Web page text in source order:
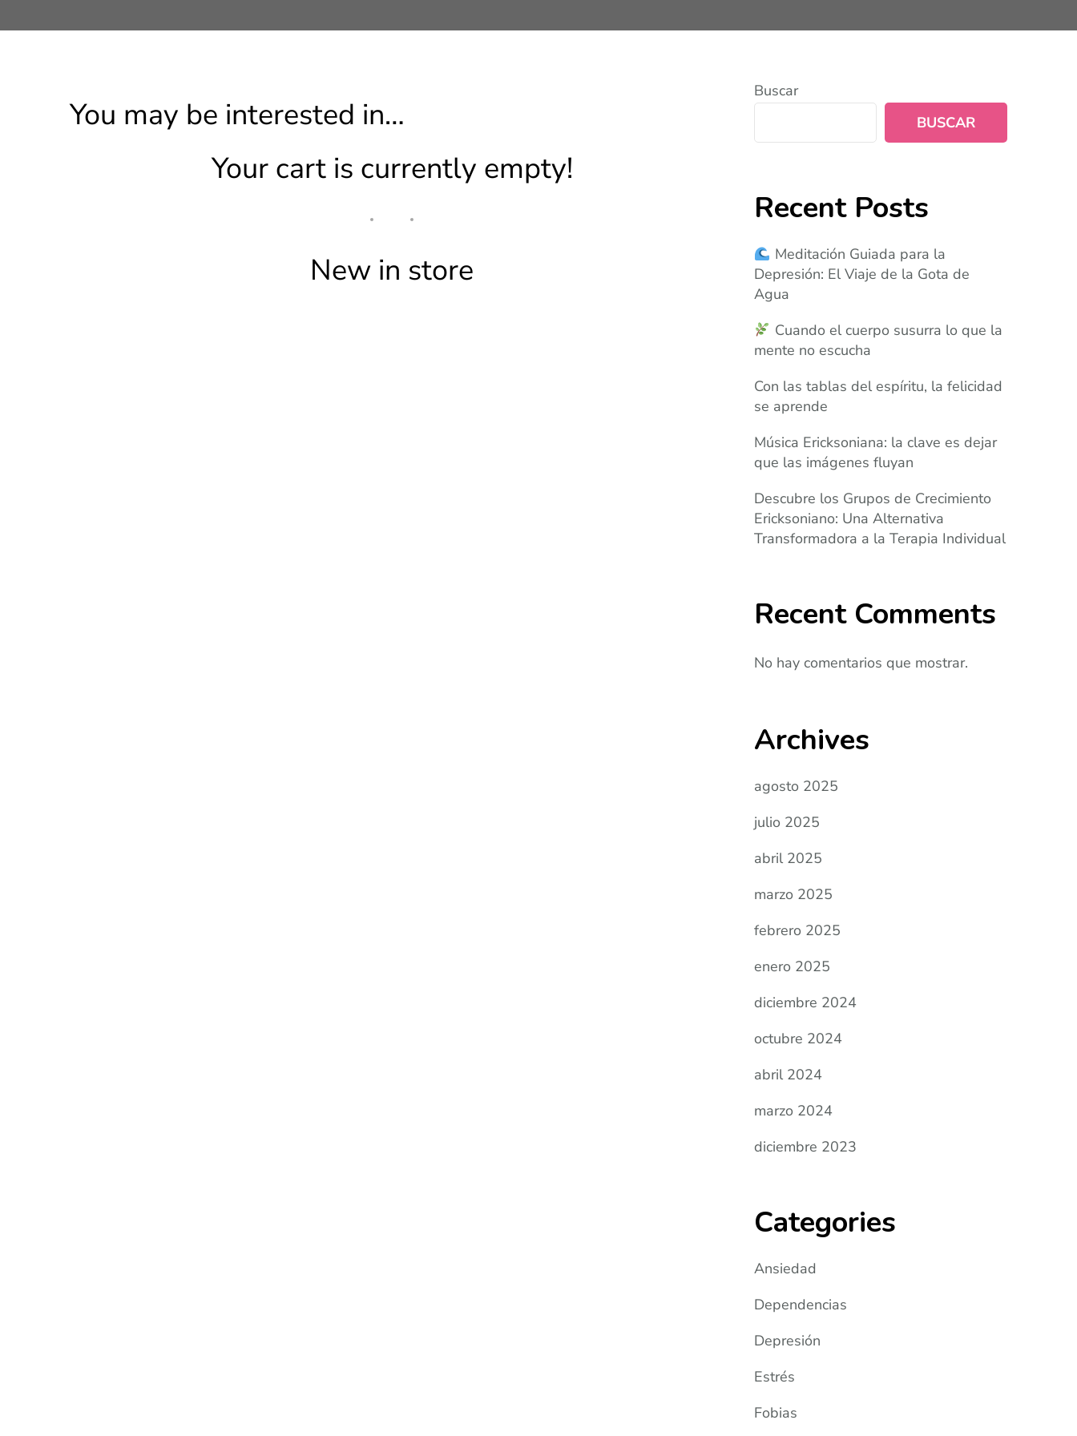
You may be interested in…
Your cart is currently empty!
New in store
Buscar
BUSCAR
Recent Posts
Meditación Guiada para la
Depresión: El Viaje de la Gota de
Agua
Cuando el cuerpo susurra lo que la
mente no escucha
Con las tablas del espíritu, la felicidad
se aprende
Música Ericksoniana: la clave es dejar
que las imágenes fluyan
Descubre los Grupos de Crecimiento
Ericksoniano: Una Alternativa
Transformadora a la Terapia Individual
Recent Comments
No hay comentarios que mostrar.
Archives
agosto 2025
julio 2025
abril 2025
marzo 2025
febrero 2025
enero 2025
diciembre 2024
octubre 2024
abril 2024
marzo 2024
diciembre 2023
Categories
Ansiedad
Dependencias
Depresión
Estrés
Fobias